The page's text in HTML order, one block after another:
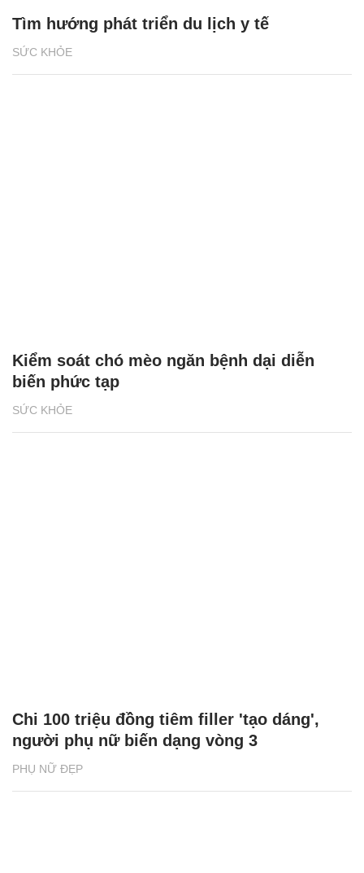
SỨC KHỎE
Tìm hướng phát triển du lịch y tế
SỨC KHỎE
Kiểm soát chó mèo ngăn bệnh dại diễn
biến phức tạp
PHỤ NỮ ĐẸP
Chi 100 triệu đồng tiêm filler 'tạo dáng',
người phụ nữ biến dạng vòng 3